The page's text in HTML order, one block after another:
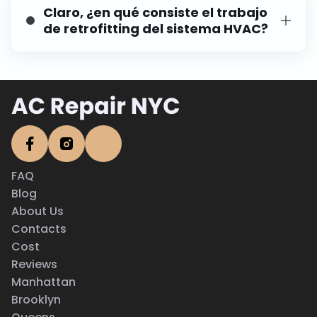
la edad, condición y rentabilidad del sistema.
Claro, ¿en qué consiste el trabajo
de retrofitting del sistema HVAC?
actualizar tus sistemas sin necesidad de una
renovación completa.
FAQ
Blog
About Us
Contacts
Cost
Reviews
Manhattan
Brooklyn